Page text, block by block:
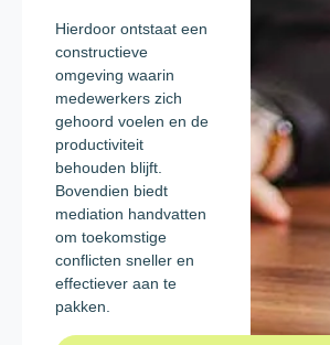
Hierdoor ontstaat een
constructieve
omgeving waarin
medewerkers zich
gehoord voelen en de
productiviteit
behouden blijft.
Bovendien biedt
mediation handvatten
om toekomstige
conflicten sneller en
effectiever aan te
pakken.